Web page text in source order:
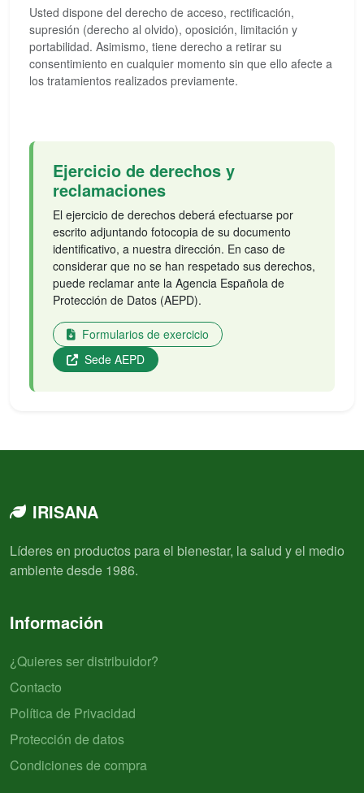
Usted dispone del derecho de acceso, rectificación,
supresión (derecho al olvido), oposición, limitación y
portabilidad. Asimismo, tiene derecho a retirar su
consentimiento en cualquier momento sin que ello afecte a
los tratamientos realizados previamente.
Ejercicio de derechos y
reclamaciones
El ejercicio de derechos deberá efectuarse por
escrito adjuntando fotocopia de su documento
identificativo, a nuestra dirección. En caso de
considerar que no se han respetado sus derechos,
puede reclamar ante la Agencia Española de
Protección de Datos (AEPD).
Formularios de exercicio
Sede AEPD
IRISANA
Líderes en productos para el bienestar, la salud y el medio
ambiente desde 1986.
Información
¿Quieres ser distribuidor?
Contacto
Política de Privacidad
Protección de datos
Condiciones de compra